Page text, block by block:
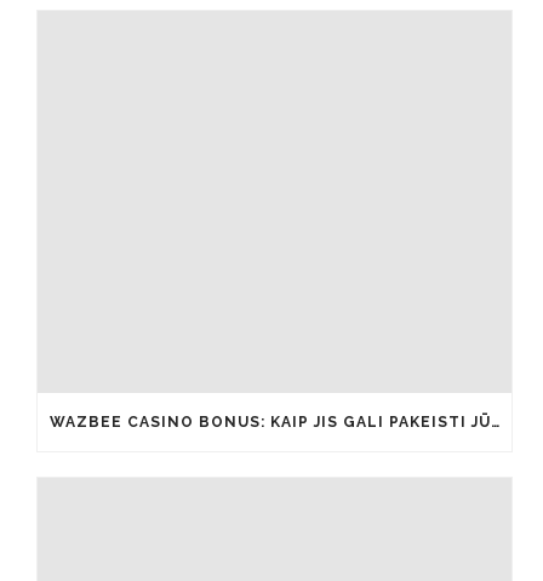
WAZBEE CASINO BONUS: KAIP JIS GALI PAKEISTI JŪSŲ ŽAIDIMŲ PATIRTĮ IŠ ESMĖS